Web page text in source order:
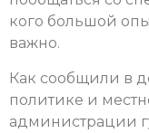
кого большой
важно.
Как сообщили в
политике и
администрации